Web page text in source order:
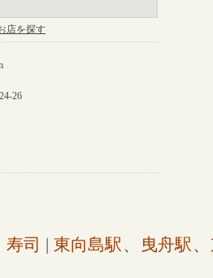
寿司 | 東向島駅、 曳舟駅、